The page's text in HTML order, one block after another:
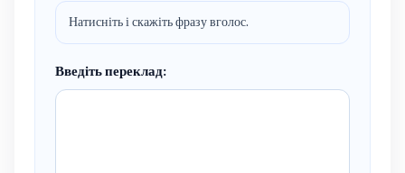
Натисніть і скажіть фразу вголос.
Введіть переклад: